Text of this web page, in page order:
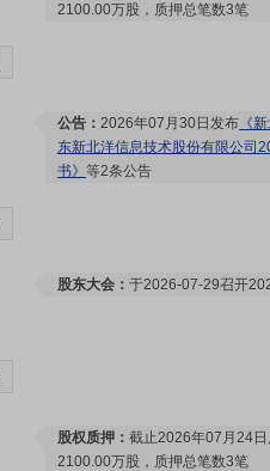
2100.00万股，质押总笔数3笔
公告： 2026年07月30日发布 《
东新北洋信息技术股份有限公司
书》 等2条公告
股东大会： 于2026-07-29召开
股权质押： 截止2026年07月24
2100.00万股，质押总笔数3笔